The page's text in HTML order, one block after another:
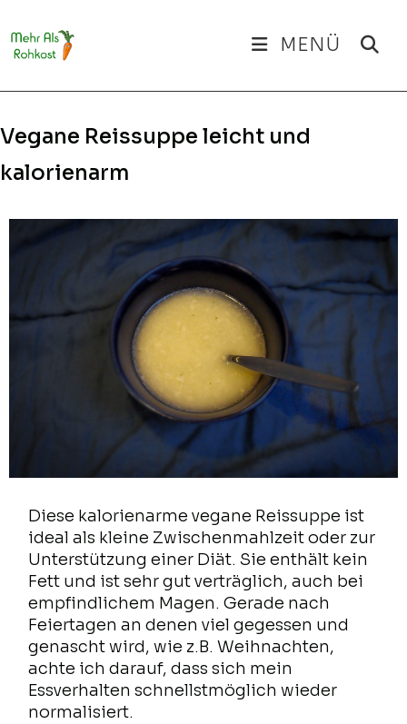
Inhalt
springen
MENÜ
Vegane Reissuppe leicht und
kalorienarm
Diese kalorienarme vegane Reissuppe ist
ideal als kleine Zwischenmahlzeit oder zur
Unterstützung einer Diät. Sie enthält kein
Fett und ist sehr gut verträglich, auch bei
empfindlichem Magen. Gerade nach
Feiertagen an denen viel gegessen und
genascht wird, wie z.B. Weihnachten,
achte ich darauf, dass sich mein
Essverhalten schnellstmöglich wieder
normalisiert.